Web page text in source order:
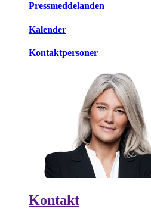
Pressmeddelanden
Kalender
Kontaktpersoner
Kontakt